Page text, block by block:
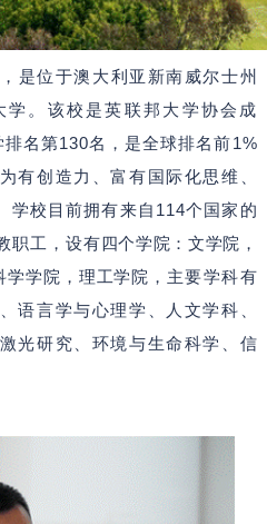
是位于澳大利亚新南威尔士州
。该校是英联邦大学协会成
名第130名，是全球排名前1%
有创造力、富有国际化思维、
学校目前拥有来自114个国家的
职工，设有四个学院：文学院，
学院，理工学院， 主要学科有
语言学与心理学、人文学科、
光研究、环境与生命科学、信